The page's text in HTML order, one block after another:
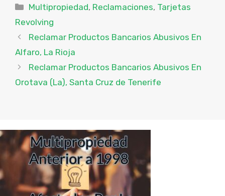
Categorías
Multipropiedad, Reclamaciones, Tarjetas
Revolving
Reclamar Productos Bancarios Abusivos En
Alfaro, La Rioja
Reclamar Productos Bancarios Abusivos En
Orotava (La), Santa Cruz de Tenerife